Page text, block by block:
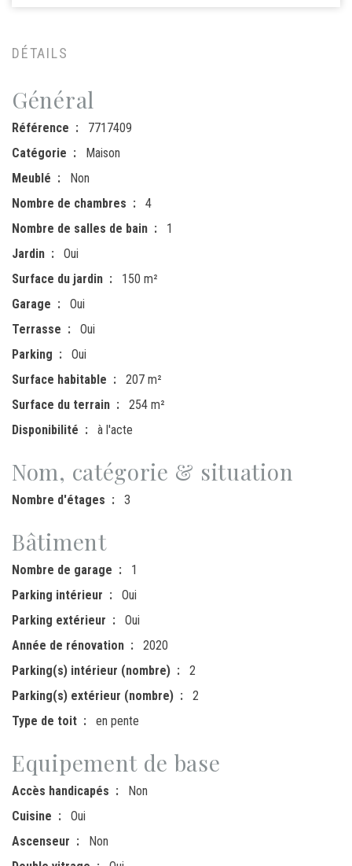
DÉTAILS
Général
Référence
7717409
Catégorie
Maison
Meublé
Non
Nombre de chambres
4
Nombre de salles de bain
1
Jardin
Oui
Surface du jardin
150 m²
Garage
Oui
Terrasse
Oui
Parking
Oui
Surface habitable
207 m²
Surface du terrain
254 m²
Disponibilité
à l'acte
Nom, catégorie & situation
Nombre d'étages 3
Bâtiment
Nombre de garage
1
Parking intérieur
Oui
Parking extérieur
Oui
Année de rénovation
2020
Parking(s) intérieur (nombre)
2
Parking(s) extérieur (nombre)
2
Type de toit
en pente
Equipement de base
Accès handicapés
Non
Cuisine
Oui
Ascenseur
Non